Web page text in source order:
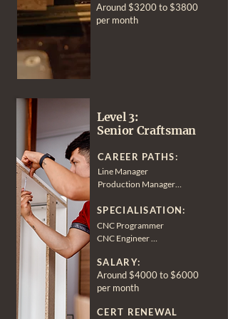
Maintenance technician
Warehouse Supervisor
CAD/CAM Designer
Around $3200 to $3800
per month
Level 3:
Senior Craftsman
CAREER PATHS:
Line Manager
Production Manager
Senior Craftsmen
Quality Control Inspector
SPECIALISATION:
CNC Programmer
CNC Engineer
Production Management
Furniture Designing
SALARY:
Around $4000 to $6000
per month
CERT RENEWAL